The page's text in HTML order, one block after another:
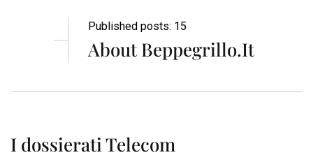
Published posts: 15
About Beppegrillo.it
I dossierati Telecom